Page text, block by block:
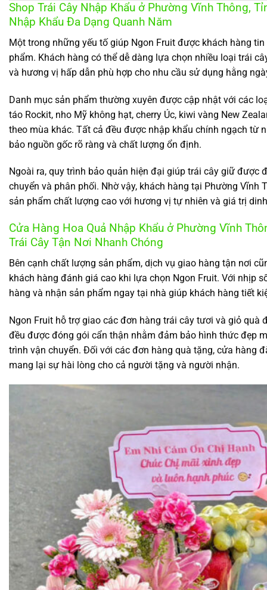
Shop Trái Cây Nhập Khẩu ở Phường Vĩnh Thông,
Nhập Khẩu Đa Dạng Quanh Năm
Một trong những yếu tố giúp Ngon Fruit được khách hàng
phẩm. Khách hàng có thể dễ dàng lựa chọn nhiều loại trái
và hương vị hấp dẫn phù hợp cho nhu cầu sử dụng hằng
Danh mục sản phẩm thường xuyên được cập nhật với các
táo Rockit, nho Mỹ không hạt, cherry Úc, kiwi vàng New
theo mùa khác. Tất cả đều được nhập khẩu chính ngạch từ
bảo nguồn gốc rõ ràng và chất lượng ổn định.
Ngoài ra, quy trình bảo quản hiện đại giúp trái cây giữ được
chuyển và phân phối. Nhờ vậy, khách hàng tại Phường
sản phẩm chất lượng cao với hương vị tự nhiên và giá trị
Cửa Hàng Hoa Quả Nhập Khẩu ở Phường Vĩnh
Trái Cây Tận Nơi Nhanh Chóng
Bên cạnh chất lượng sản phẩm, dịch vụ giao hàng tận nơi
khách hàng đánh giá cao khi lựa chọn Ngon Fruit. Với nhịp
hàng và nhận sản phẩm ngay tại nhà giúp khách hàng tiết
Ngon Fruit hỗ trợ giao các đơn hàng trái cây tươi và giỏ quà
đều được đóng gói cẩn thận nhằm đảm bảo hình thức đẹp
trình vận chuyển. Đối với các đơn hàng quà tặng, cửa hàng
mang lại sự hài lòng cho cả người tặng và người nhận.